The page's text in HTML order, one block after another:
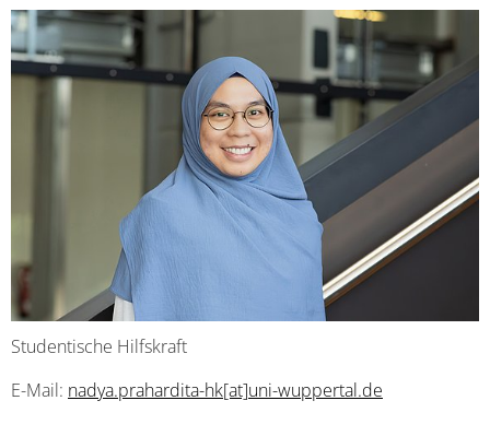
Studentische Hilfskraft
E-Mail: nadya.prahardita-hk[at]uni-wuppertal.de